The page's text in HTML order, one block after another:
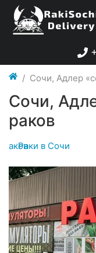
Сочи, Адлер
Сочи,
раков
раковРаки в Сочи